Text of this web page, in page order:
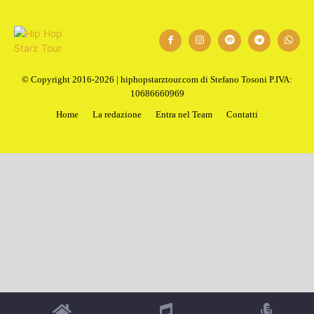
1
© Copyright 2016-2026 | hiphopstarztour.com di Stefano Tosoni P.IVA:
10686660969
Home
La redazione Entra nel Team Contatti